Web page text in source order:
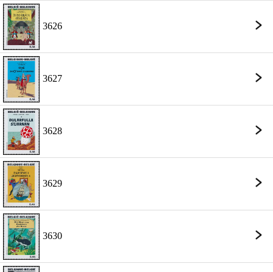
3626
3627
3628
3629
3630